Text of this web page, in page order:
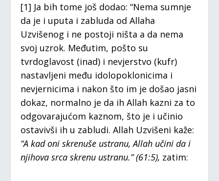
[1] Ja bih tome još dodao: “Nema sumnje
da je i uputa i zabluda od Allaha
Uzvišenog i ne postoji ništa a da nema
svoj uzrok. Međutim, pošto su
tvrdoglavost (inad) i nevjerstvo (kufr)
nastavljeni među idolopoklonicima i
nevjernicima i nakon što im je došao jasni
dokaz, normalno je da ih Allah kazni za to
odgovarajućom kaznom, što je i učinio
ostavivši ih u zabludi. Allah Uzvišeni kaže:
“A kad oni skrenuše ustranu, Allah učini da i
njihova srca skrenu ustranu.” (61:5), zatim: